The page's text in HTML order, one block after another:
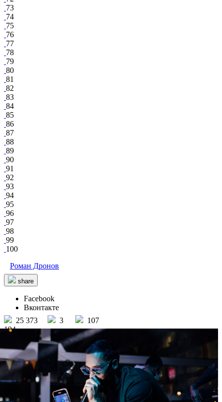
73
74
75
76
77
78
79
80
81
82
83
84
85
86
87
88
89
90
91
92
93
94
95
96
97
98
99
100
Роман Дронов
share
Facebook
Вконтакте
25 373
3
107
194
Гастроквартал «Заварка»/ other events